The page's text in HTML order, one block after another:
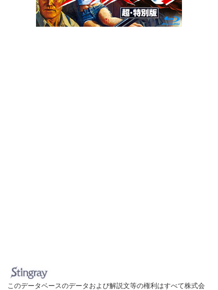
このデータベースのデータおよび解説文等の権利はすべて株式会